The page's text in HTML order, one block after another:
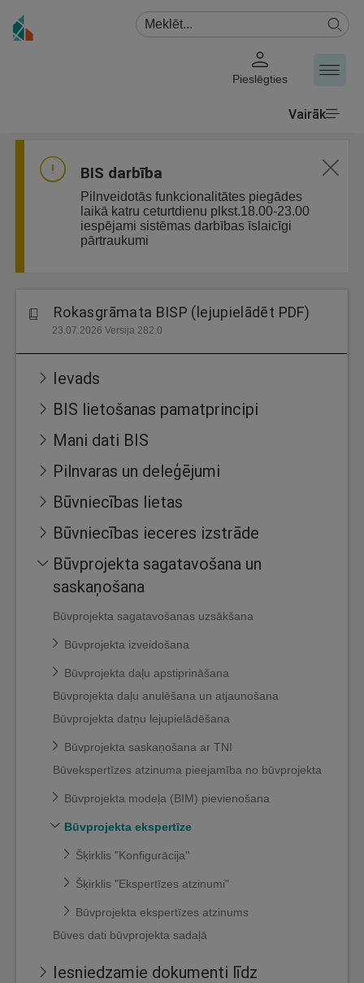
Pieslēgties
Vairāk
BIS darbība
Pilnveidotās funkcionalitātes piegādes
laikā katru ceturtdienu plkst.18.00-23.00
iespējami sistēmas darbības īslaicīgi
pārtraukumi
Rokasgrāmata BISP (lejupielādēt PDF)
23.07.2026 Versija 282.0
Ievads
BIS lietošanas pamatprincipi
Mani dati BIS
Pilnvaras un deleģējumi
Būvniecības lietas
Būvniecības ieceres izstrāde
Būvprojekta sagatavošana un
saskaņošana
Būvprojekta sagatavošanas uzsākšana
Būvprojekta izveidošana
Būvprojekta daļu apstiprināšana
Būvprojekta daļu anulēšana un atjaunošana
Būvprojekta datņu lejupielādēšana
Būvprojekta saskaņošana ar TNI
Būvekspertīzes atzinuma pieejamība no būvprojekta
Būvprojekta modeļa (BIM) pievienošana
Būvprojekta ekspertīze
Šķirklis "Konfigurācija"
Šķirklis "Ekspertīzes atzinumi"
Būvprojekta ekspertīzes atzinums
Būves dati būvprojekta sadaļā
Iesniedzamie dokumenti līdz